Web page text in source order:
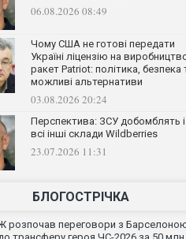
06.08.2026 08:49
Чому США не готові передати
Україні ліцензію на
ракет Patriot: політика, безпека
можливі альтернативи
03.08.2026 20:24
Перспектива: ЗСУ добомблять і
всі інші склади Wildberries
23.07.2026 11:31
БЛОГОСТРІЧКА
розпочав переговори з